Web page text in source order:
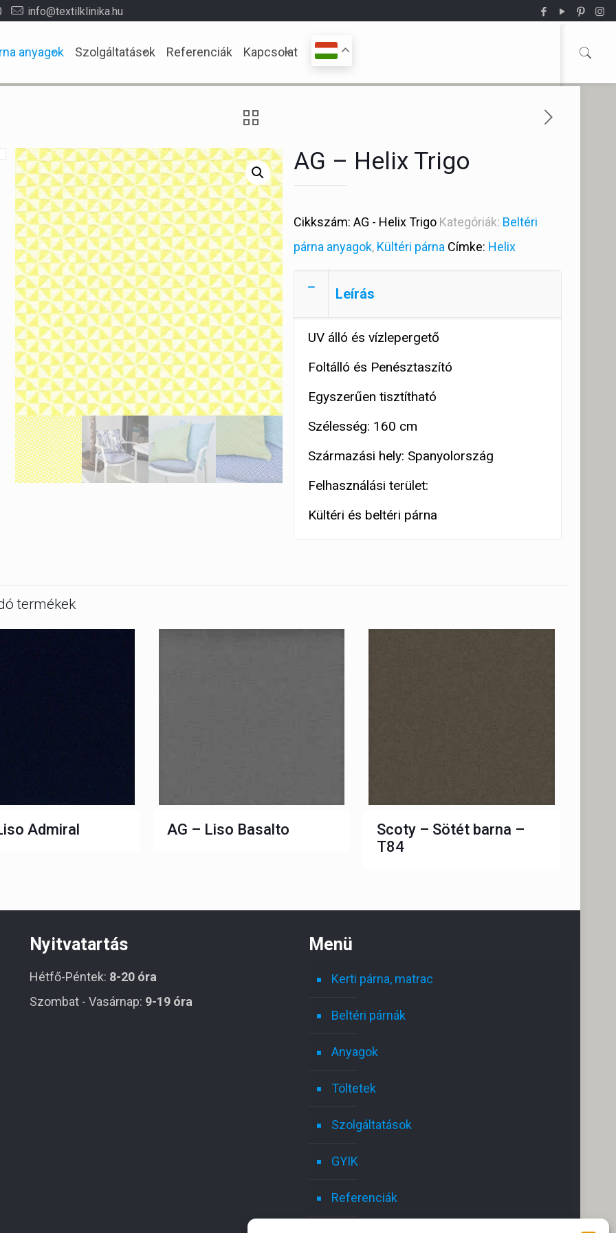
info@textilklinika.hu
anyagok Szolgáltatások Referenciák Kapcsolat
AG – Helix Trigo
Cikkszám:AG - Helix Trigo Kategóriák: Beltéri
párna anyagok, Kültéri párna Címke: Helix
Leírás
UV álló és vízlepergető
Foltálló és Penésztaszító
Egyszerűen tisztítható
Szélesség: 160 cm
Származási hely: Spanyolország
Felhasználási terület:
Kültéri és beltéri párna
termékek
Admiral AG – Liso Basalto
Scoty – Sötét barna –
T84
Nyitvatartás
Hétfő-Péntek: 8-20 óra
Szombat - Vasárnap: 9-19 óra
Menü
Kerti párna, matrac
Beltéri párnák
Anyagok
Töltetek
Szolgáltatások
GYIK
Referenciák